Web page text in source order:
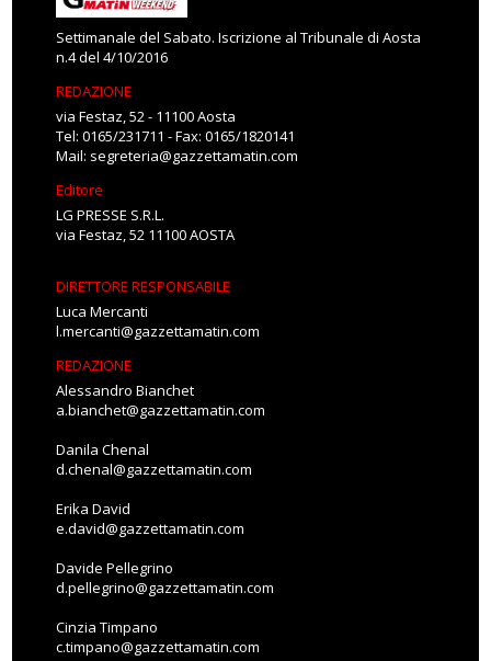
Settimanale del Sabato. Iscrizione al Tribunale di Aosta
n.4 del 4/10/2016
REDAZIONE
via Festaz, 52 - 11100 Aosta
Tel: 0165/231711 - Fax: 0165/1820141
Mail: segreteria@gazzettamatin.com
Editore
LG PRESSE S.R.L.
via Festaz, 52 11100 AOSTA
DIRETTORE RESPONSABILE
Luca Mercanti
l.mercanti@gazzettamatin.com
REDAZIONE
Alessandro Bianchet
a.bianchet@gazzettamatin.com
Danila Chenal
d.chenal@gazzettamatin.com
Erika David
e.david@gazzettamatin.com
Davide Pellegrino
d.pellegrino@gazzettamatin.com
Cinzia Timpano
c.timpano@gazzettamatin.com